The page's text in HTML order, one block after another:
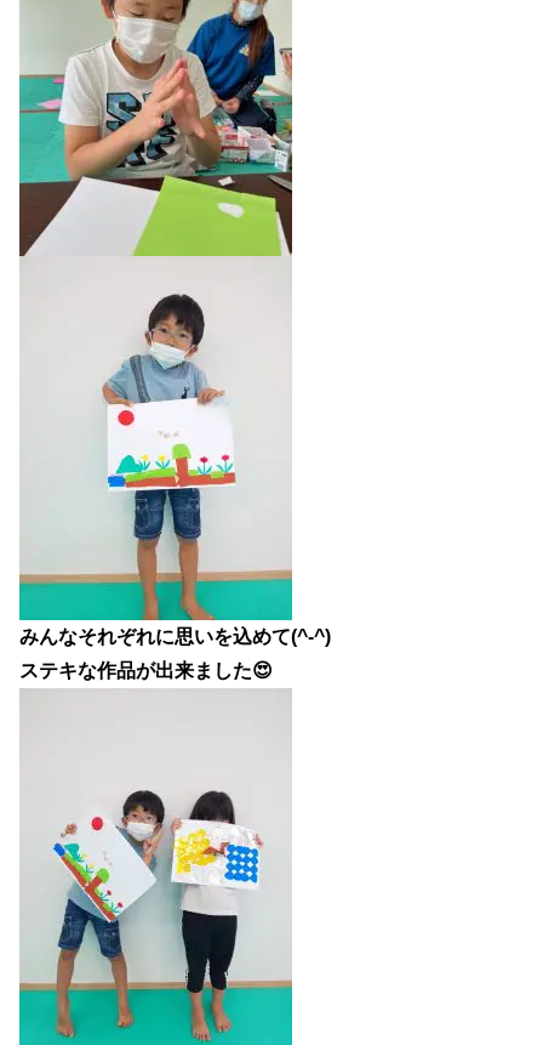
みんなそれぞれに思いを込めて(^-^)
ステキな作品が出来ました😍